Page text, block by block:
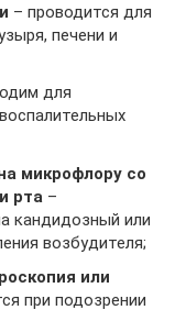
– проводится для
печени и
для
микрофлору со
рта –
кандидозный или
возбудителя;
или
при подозрении